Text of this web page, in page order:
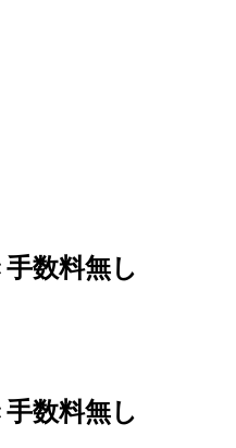
数料無し
数料無し